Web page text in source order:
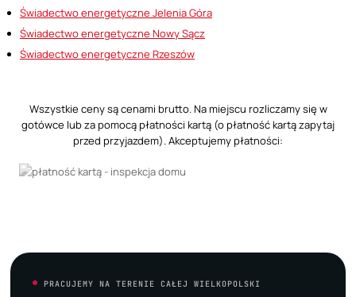
Świadectwo energetyczne Jelenia Góra
Świadectwo energetyczne Nowy Sącz
Świadectwo energetyczne Rzeszów
Wszystkie ceny są cenami brutto. Na miejscu rozliczamy się w
gotówce lub za pomocą płatności kartą (o płatność kartą zapytaj
przed przyjazdem). Akceptujemy płatności:
PRACUJEMY NA TERENIE CAŁEJ WIELKOPOLSKI